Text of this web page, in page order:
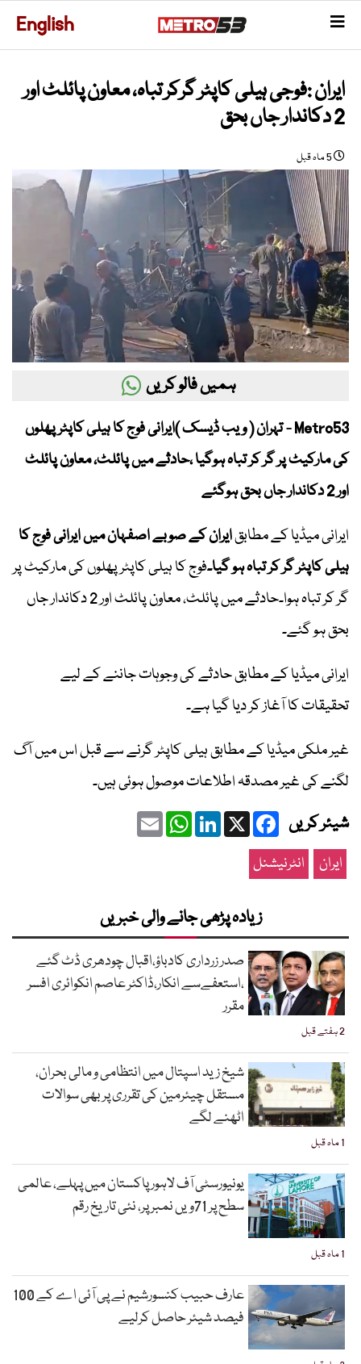
English
ایران :فوجی ہیلی کاپٹر گرکر تباہ، معاون پائلٹ اور
2 دکاندار جاں بحق
5 ماہ قبل
ہمیں فالو کریں
Metro53 - تہران ( ویب ڈیسک )ایرانی فوج کا ہیلی کاپٹر پھلوں
کی مارکیٹ پر گر کر تباہ ہوگیا ،حادثے میں پائلٹ، معاون پائلٹ
اور 2 دکاندار جاں بحق ہوگئے
ایرانی میڈیا کے مطابقایران کے صوبے اصفہان میں ایرانی فوج کا
ہیلی کاپٹر گر کر تباہ ہو گیا۔فوج کا ہیلی کاپٹر پھلوں کی مارکیٹ پر
گر کر تباہ ہوا۔حادثے میں پائلٹ، معاون پائلٹ اور 2 دکاندار جاں
بحق ہو گئے۔
ایرانی میڈیا کے مطابق حادثے کی وجوہات جاننے کے لیے
تحقیقات کا آغاز کر دیا گیا ہے۔
غیر ملکی میڈیا کے مطابق ہیلی کاپٹر گرنے سے قبل اس میں آگ
لگنے کی غیر مصدقہ اطلاعات موصول ہوئی ہیں۔
شیئر کریں Facebook
X
LinkedIn
WhatsApp
Email
ایران انٹرنیشنل
زیادہ پڑھی جانے والی خبریں
2 ہفتے قبل
صدر زرداری کادباؤ،اقبال چودھری ڈٹ گئے
،استعفےسے انکار،ڈاکٹر عاصم انکوائری افسر
مقرر
1 ماہ قبل
شیخ زید اسپتال میں انتظامی و مالی بحران،
مستقل چیئرمین کی تقرری پر بھی سوالات
اٹھنے لگے
1 ماہ قبل
یونیورسٹی آف لاہور پاکستان میں پہلے، عالمی
سطح پر 71ویں نمبر پر، نئی تاریخ رقم
عارف حبیب کنسورشیم نے پی آئی اے کے 100
فیصد شیئر حاصل کرلیے